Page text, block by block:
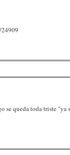
se queda toda triste "ya